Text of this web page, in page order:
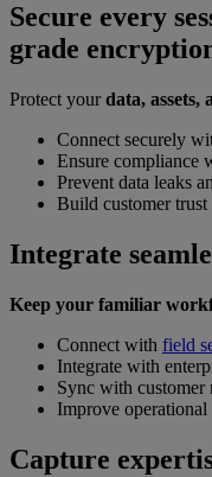
Secure every
grade
Protect yourdata,
Connect securely
Ensure compliance
Prevent data leaks
Build customer trust
Integrate
Keep your familiar
Connect with field
Integrate with
Sync with customer
Improve
Capture